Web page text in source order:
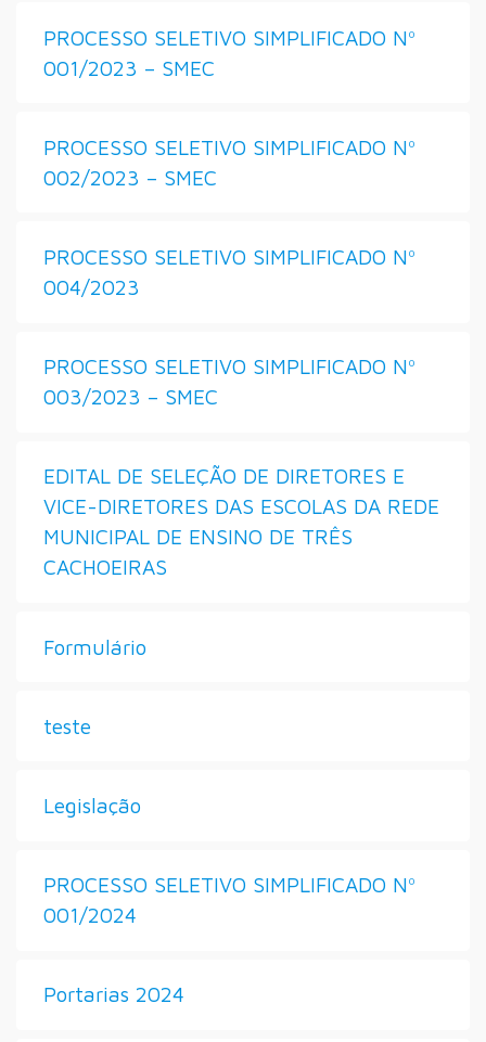
PROCESSO SELETIVO SIMPLIFICADO Nº
001/2023 – SMEC
PROCESSO SELETIVO SIMPLIFICADO Nº
002/2023 – SMEC
PROCESSO SELETIVO SIMPLIFICADO Nº
004/2023
PROCESSO SELETIVO SIMPLIFICADO Nº
003/2023 – SMEC
EDITAL DE SELEÇÃO DE DIRETORES E
VICE-DIRETORES DAS ESCOLAS DA REDE
MUNICIPAL DE ENSINO DE TRÊS
CACHOEIRAS
Formulário
teste
Legislação
PROCESSO SELETIVO SIMPLIFICADO Nº
001/2024
Portarias 2024